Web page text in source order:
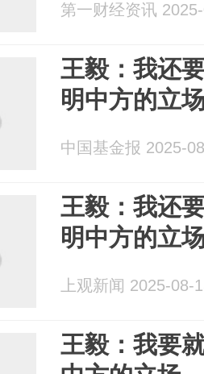
第一财经资讯
王毅：我还
明中方的立
中国基金报 2025-
王毅：我还
明中方的立
上观新闻 2025-08-
王毅：我要